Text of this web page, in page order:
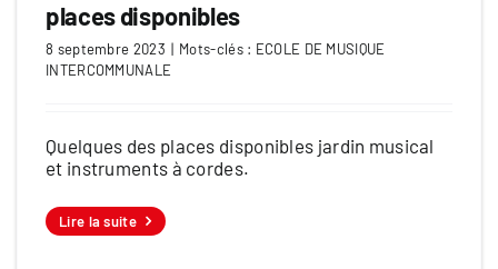
places disponibles
8 septembre 2023 | Mots-clés : ECOLE DE MUSIQUE
INTERCOMMUNALE
Quelques des places disponibles jardin musical
et instruments à cordes.
Lire la suite